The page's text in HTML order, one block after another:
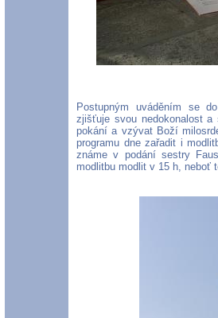
Postupným uváděním se
zjišťuje svou nedokonalost
pokání a vzývat Boží
programu dne zařadit i
známe v podání sestry
modlitbu modlit v 15 h, neboť